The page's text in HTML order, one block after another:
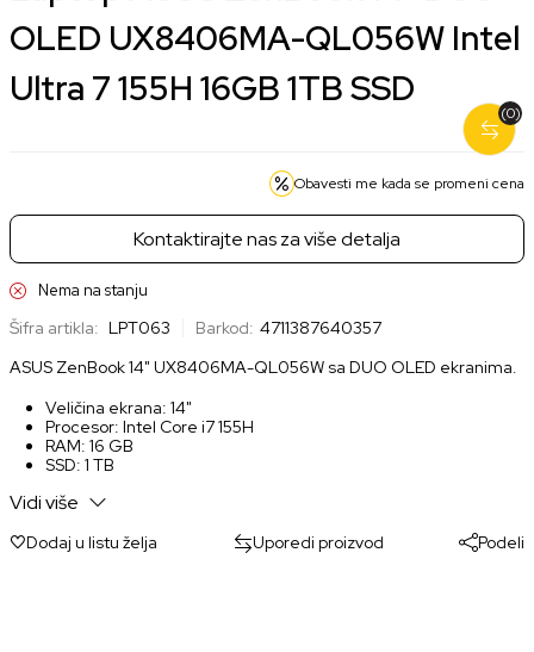
OLED UX8406MA-QL056W Intel
Ultra 7 155H 16GB 1TB SSD
Obavesti me kada se promeni cena
Kontaktirajte nas za više detalja
Nema na stanju
Šifra artikla: LPT063 Barkod: 4711387640357
ASUS ZenBook 14" UX8406MA-QL056W sa DUO OLED ekranima.
Veličina ekrana: 14"
Procesor: Intel Core i7 155H
RAM: 16 GB
SSD: 1 TB
Ostalo: OLED Panel, Touch Screen, Thunderbolt 4, Windows
olovke, 0.2ms odziv, 1.07 biliona boja, 60Hz, 70% less harmful
blue light, Pantone Validated
Vidi više
Dodaj u listu želja Uporedi proizvod Podeli
(0)